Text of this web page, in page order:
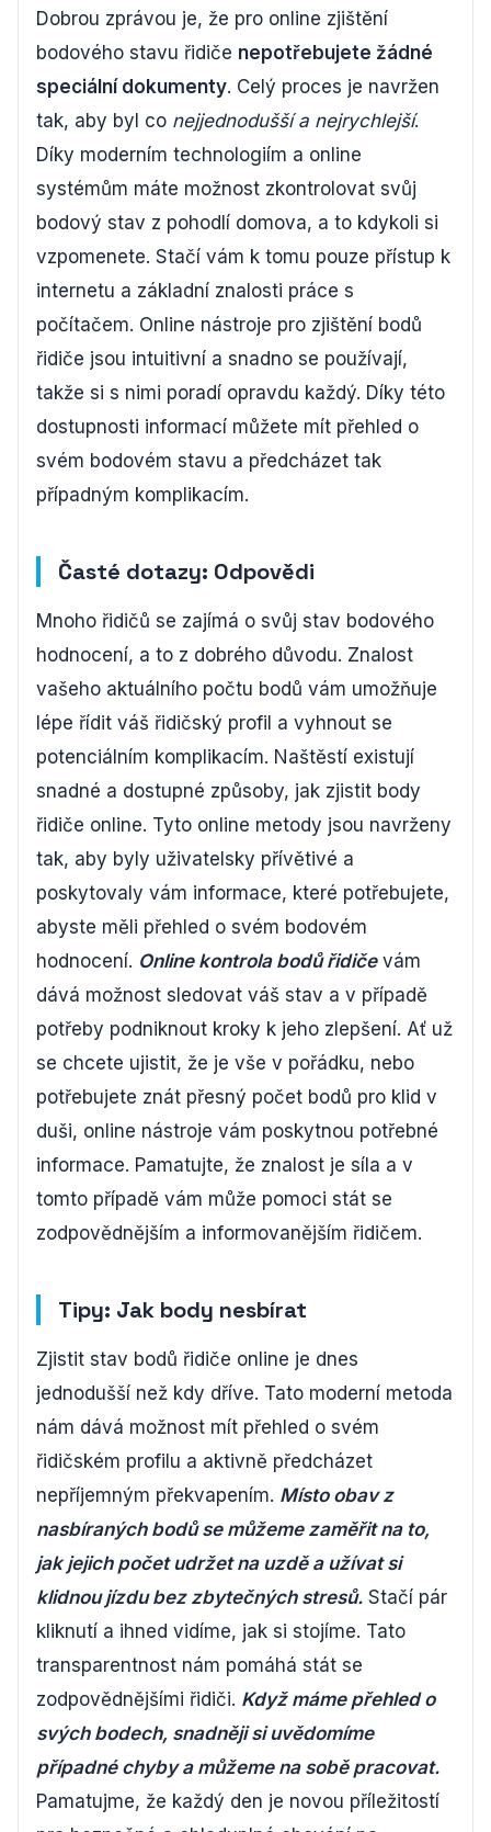
Dobrou zprávou je, že pro online zjištění
bodového stavu řidiče nepotřebujete žádné
speciální dokumenty. Celý proces je navržen
tak, aby byl co nejjednodušší a nejrychlejší.
Díky moderním technologiím a online
systémům máte možnost zkontrolovat svůj
bodový stav z pohodlí domova, a to kdykoli si
vzpomenete. Stačí vám k tomu pouze přístup k
internetu a základní znalosti práce s
počítačem. Online nástroje pro zjištění bodů
řidiče jsou intuitivní a snadno se používají,
takže si s nimi poradí opravdu každý. Díky této
dostupnosti informací můžete mít přehled o
svém bodovém stavu a předcházet tak
případným komplikacím.
Časté dotazy: Odpovědi
Mnoho řidičů se zajímá o svůj stav bodového
hodnocení, a to z dobrého důvodu. Znalost
vašeho aktuálního počtu bodů vám umožňuje
lépe řídit váš řidičský profil a vyhnout se
potenciálním komplikacím. Naštěstí existují
snadné a dostupné způsoby, jak zjistit body
řidiče online. Tyto online metody jsou navrženy
tak, aby byly uživatelsky přívětivé a
poskytovaly vám informace, které potřebujete,
abyste měli přehled o svém bodovém
hodnocení. Online kontrola bodů řidičevám
dává možnost sledovat váš stav a v případě
potřeby podniknout kroky k jeho zlepšení. Ať už
se chcete ujistit, že je vše v pořádku, nebo
potřebujete znát přesný počet bodů pro klid v
duši, online nástroje vám poskytnou potřebné
informace. Pamatujte, že znalost je síla a v
tomto případě vám může pomoci stát se
zodpovědnějším a informovanějším řidičem.
Tipy: Jak body nesbírat
Zjistit stav bodů řidiče online je dnes
jednodušší než kdy dříve. Tato moderní metoda
nám dává možnost mít přehled o svém
řidičském profilu a aktivně předcházet
nepříjemným překvapením. Místo obav z
nasbíraných bodů se můžeme zaměřit na to,
jak jejich počet udržet na uzdě a užívat si
klidnou jízdu bez zbytečných stresů. Stačí pár
kliknutí a ihned vidíme, jak si stojíme. Tato
transparentnost nám pomáhá stát se
zodpovědnějšími řidiči. Když máme přehled o
svých bodech, snadněji si uvědomíme
případné chyby a můžeme na sobě pracovat.
Pamatujme, že každý den je novou příležitostí